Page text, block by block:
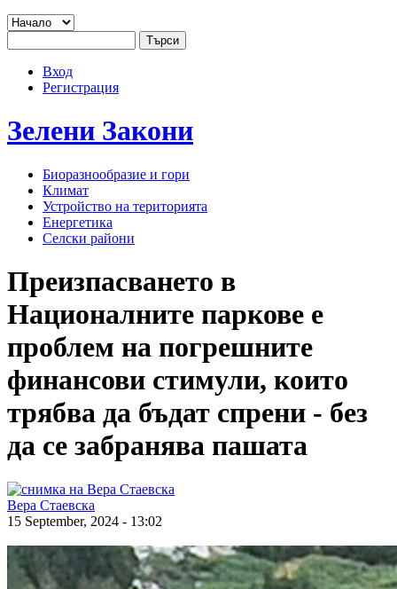
Jump to navigation
Основно меню
User menu
Вход
Регистрация
Зелени Закони
Биоразнообразие и гори
Климат
Устройство на територията
Енергетика
Селски райони
Преизпасването в
Националните паркове е
проблем на погрешните
финансови стимули, които
трябва да бъдат спрени - без
да се забранява пашата
Вера Стаевска
15 September, 2024 - 13:02